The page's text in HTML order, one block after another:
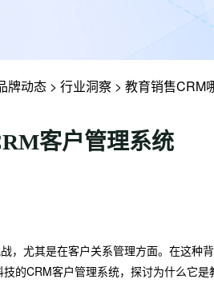
牌动态 > 行业洞察 > 教育销售CRM
客户管理系统
，尤其是在客户关系管理方面。在这种
的CRM客户管理系统，探讨为什么它是